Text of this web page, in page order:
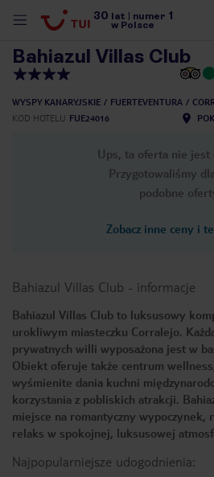
30 lat numer 1
w Polsce
Bahiazul Villas Club
WYSPY KANARYJSKIE FUERTEVENTURA
KOD HOTELU FUE24016
Ups, ta oferta nie jest
Przygotowaliśmy
podobne
Zobacz inne ceny i
Bahiazul Villas Club - informacje
Bahiazul Villas Club to luksusowy
urokliwym miasteczku Corralejo.
prywatnych willi wyposażona jest w
Obiekt oferuje także centrum
wyśmienite dania kuchni
korzystania z pobliskich atrakcji.
miejsce na romantyczny wypoczynek,
relaks w spokojnej, luksusowej
Najpopularniejsze udogodnienia: